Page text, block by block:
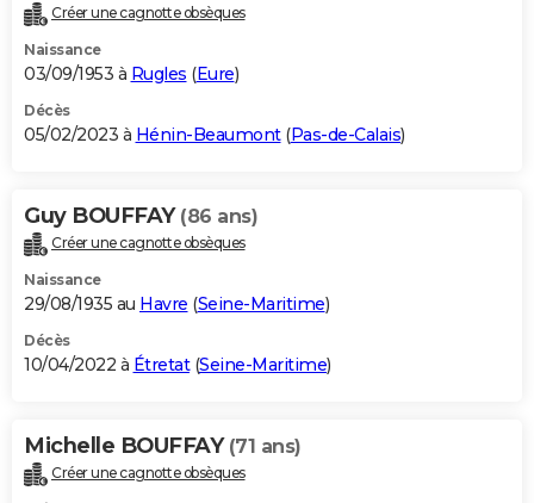
Créer une cagnotte obsèques
Naissance
03/09/1953 à Rugles (Eure)
Décès
05/02/2023 à Hénin-Beaumont(Pas-de-Calais)
Guy BOUFFAY (86 ans)
Créer une cagnotte obsèques
Naissance
29/08/1935 au Havre (Seine-Maritime)
Décès
10/04/2022 à Étretat(Seine-Maritime)
Michelle BOUFFAY (71 ans)
Créer une cagnotte obsèques